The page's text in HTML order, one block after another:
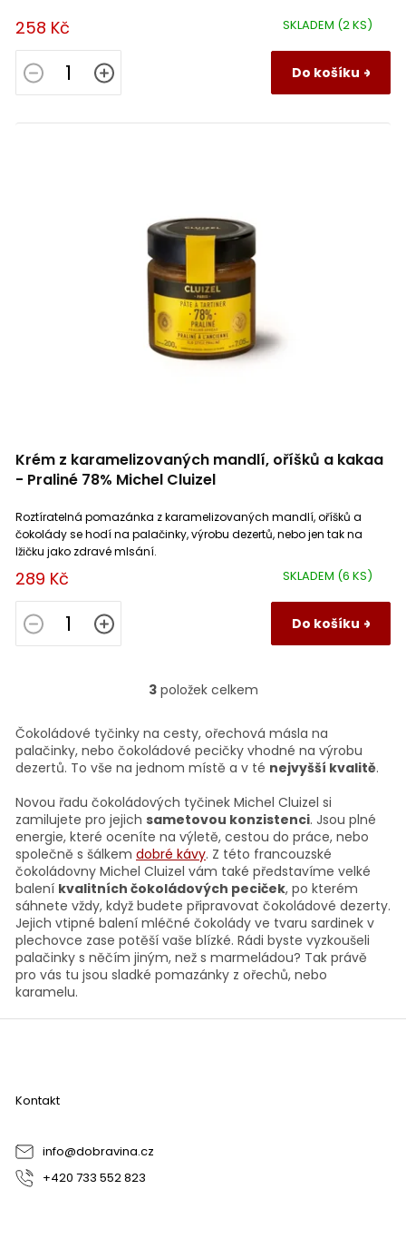
SKLADEM (2 KS)
258 Kč
Do košíku
Krém z karamelizovaných mandlí, oříšků a kakaa
- Praliné 78% Michel Cluizel
SKLADEM (6 KS)
289 Kč
Do košíku
Roztíratelná pomazánka z karamelizovaných mandlí, oříšků a
čokolády se hodí na palačinky, výrobu dezertů, nebo jen tak na
lžičku jako zdravé mlsání.
O
l
á
d
c
í
p
r
v
k
y
v
ý
p
i
3položek celkem
Čokoládové tyčinky na cesty, ořechová másla na
palačinky, nebo čokoládové pecičky vhodné na výrobu
dezertů. To vše na jednom místě a v té nejvyšší kvalitě.
Novou řadu čokoládových tyčinek Michel Cluizel si
zamilujete pro jejich sametovou konzistenci. Jsou plné
energie, které oceníte na výletě, cestou do práce, nebo
společně s šálkem dobré kávy. Z této francouzské
čokoládovny Michel Cluizel vám také představíme velké
balení kvalitních čokoládových peciček, po kterém
sáhnete vždy, když budete připravovat čokoládové dezerty.
Jejich vtipné balení mléčné čokolády ve tvaru sardinek v
plechovce zase potěší vaše blízké. Rádi byste vyzkoušeli
palačinky s něčím jiným, než s marmeládou? Tak právě
pro vás tu jsou sladké pomazánky z ořechů, nebo
karamelu.
Z
Kontakt
info@dobravina.cz
+420 733 552 823